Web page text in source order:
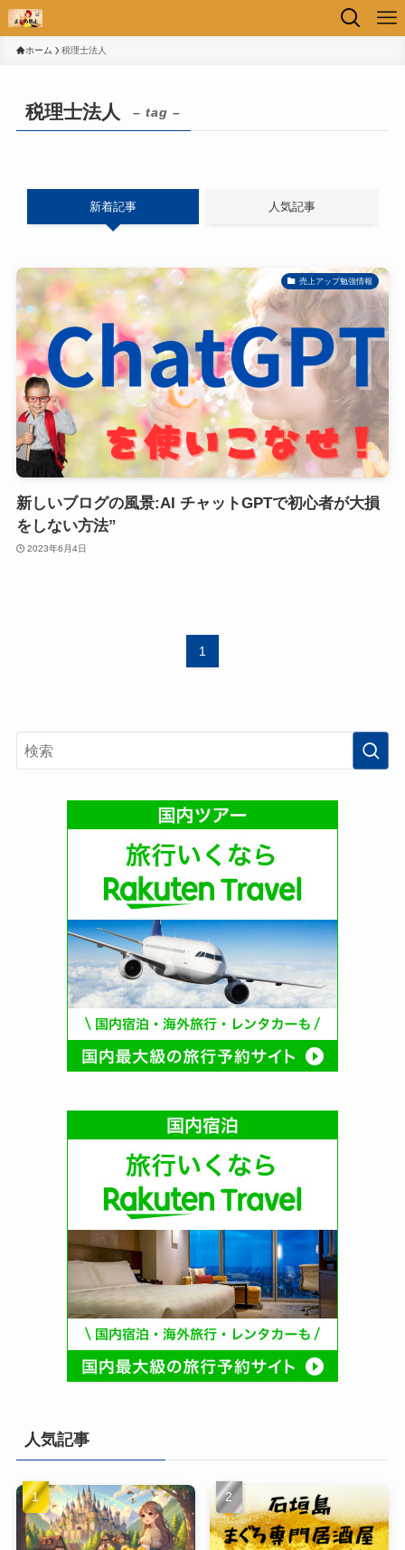
ホーム 税理士法人
税理士法人 – tag –
新着記事 人気記事
売上アップ勉強情報
新しいブログの風景:AI チャットGPTで初心者が大損
をしない方法”
2023年6月4日
1
人気記事